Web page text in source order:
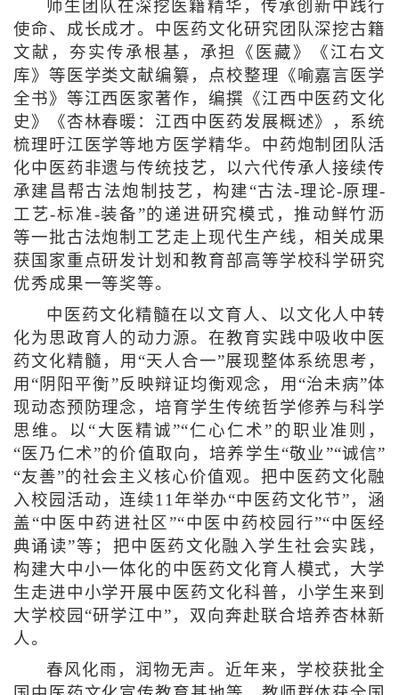
师生团队在深挖医籍精华，传承创新中践行
使命、成长成才。中医药文化研究团队深挖古籍
文献，夯实传承根基，承担《医藏》《江右文
库》等医学类文献编纂，点校整理《喻嘉言医学
全书》等江西医家著作，编撰《江西中医药文化
史》《杏林春暖：江西中医药发展概述》，系统
梳理旴江医学等地方医学精华。中药炮制团队活
化中医药非遗与传统技艺，以六代传承人接续传
承建昌帮古法炮制技艺，构建“古法-理论-原理-
工艺-标准-装备”的递进研究模式，推动鲜竹沥
等一批古法炮制工艺走上现代生产线，相关成果
获国家重点研发计划和教育部高等学校科学研究
优秀成果一等奖等。
中医药文化精髓在以文育人、以文化人中转
化为思政育人的动力源。在教育实践中吸收中医
药文化精髓，用“天人合一”展现整体系统思考，
用“阴阳平衡”反映辩证均衡观念，用“治未病”体
现动态预防理念，培育学生传统哲学修养与科学
思维。以“大医精诚”“仁心仁术”的职业准则，
“医乃仁术”的价值取向，培养学生“敬业”“诚信”
“友善”的社会主义核心价值观。把中医药文化融
入校园活动，连续11年举办“中医药文化节”，涵
盖“中医中药进社区”“中医中药校园行”“中医经
典诵读”等；把中医药文化融入学生社会实践，
构建大中小一体化的中医药文化育人模式，大学
生走进中小学开展中医药文化科普，小学生来到
大学校园“研学江中”，双向奔赴联合培养杏林新
人。
春风化雨，润物无声。近年来，学校获批全